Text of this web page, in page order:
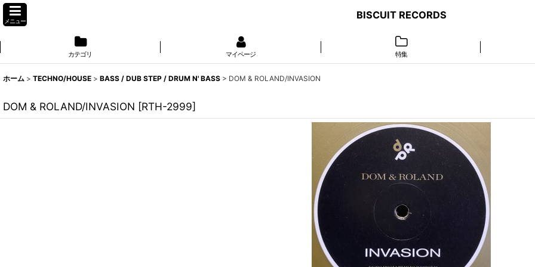
メニュー
BISCUIT RECORDS
カテゴリ マイページ 特集
ホーム > TECHNO/HOUSE > BASS / DUB STEP / DRUM N' BASS > DOM & ROLAND/INVASION
DOM & ROLAND/INVASION [RTH-2999]